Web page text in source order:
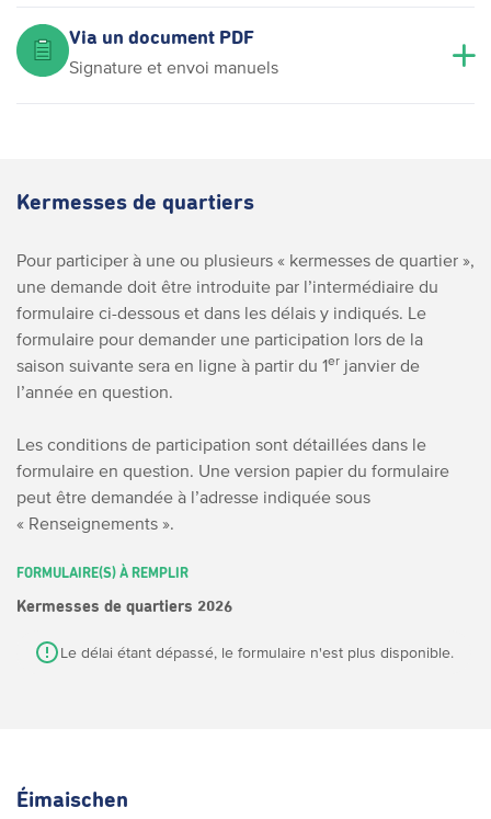
Via un document PDF
Signature et envoi manuels
Kermesses de quartiers
Pour participer à une ou plusieurs « kermesses de quartier »,
une demande doit être introduite par l’intermédiaire du
formulaire ci-dessous et dans les délais y indiqués. Le
formulaire pour demander une participation lors de la
saison suivante sera en ligne à partir du 1er janvier de
l’année en question.
Les conditions de participation sont détaillées dans le
formulaire en question. Une version papier du formulaire
peut être demandée à l’adresse indiquée sous
« Renseignements ».
FORMULAIRE(S) À REMPLIR
Kermesses de quartiers 2026
Le délai étant dépassé, le formulaire n'est plus disponible.
Éimaischen